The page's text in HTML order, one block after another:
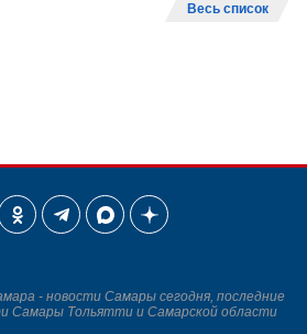
Весь список
- новости Самары сегодня, последние
Самары Тольятти и Самарской области